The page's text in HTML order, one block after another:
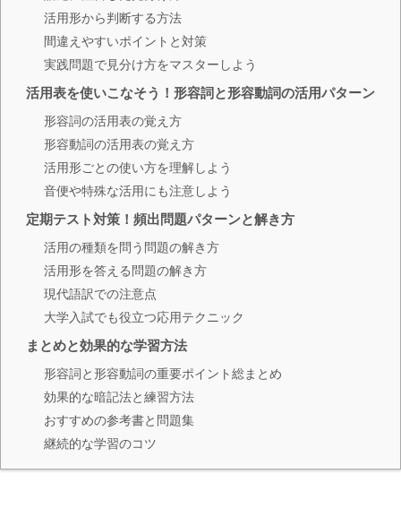
活用形から判断する方法
間違えやすいポイントと対策
実践問題で見分け方をマスターしよう
活用表を使いこなそう！形容詞と形容動詞の活用パターン
形容詞の活用表の覚え方
形容動詞の活用表の覚え方
活用形ごとの使い方を理解しよう
音便や特殊な活用にも注意しよう
定期テスト対策！頻出問題パターンと解き方
活用の種類を問う問題の解き方
活用形を答える問題の解き方
現代語訳での注意点
大学入試でも役立つ応用テクニック
まとめと効果的な学習方法
形容詞と形容動詞の重要ポイント総まとめ
効果的な暗記法と練習方法
おすすめの参考書と問題集
継続的な学習のコツ